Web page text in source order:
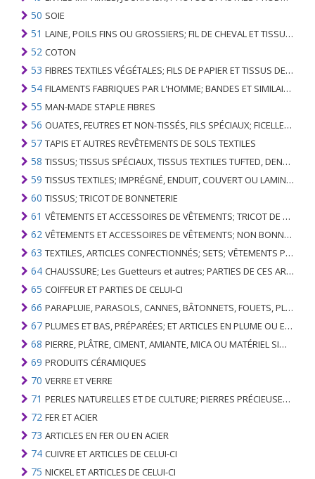
50 SOIE
51 LAINE, POILS FINS OU GROSSIERS; FIL DE CHEVAL ET TISSU TISSÉ
52 COTON
53 FIBRES TEXTILES VÉGÉTALES; FILS DE PAPIER ET TISSUS DE FILS DE PAPIER
54 FILAMENTS FABRIQUES PAR L'HOMME; BANDES ET SIMILAIRES DE MATIERES TEXTILES SYNTHETIQUES
55 MAN-MADE STAPLE FIBRES
56 OUATES, FEUTRES ET NON-TISSÉS, FILS SPÉCIAUX; FICELLES, CORDES, CORDES, CÂBLES ET ARTICLES ASSOCIÉS
57 TAPIS ET AUTRES REVÊTEMENTS DE SOLS TEXTILES
58 TISSUS; TISSUS SPÉCIAUX, TISSUS TEXTILES TUFTED, DENTELLE, TAPISSERIES, GARNITURES, BRODERIES
59 TISSUS TEXTILES; IMPRÉGNÉ, ENDUIT, COUVERT OU LAMINÉ; ARTICLES TEXTILES D'UN TYPE ADAPTÉ À L'USAGE INDUSTRIEL
60 TISSUS; TRICOT DE BONNETERIE
61 VÊTEMENTS ET ACCESSOIRES DE VÊTEMENTS; TRICOT DE BONNETERIE
62 VÊTEMENTS ET ACCESSOIRES DE VÊTEMENTS; NON BONNETERIE
63 TEXTILES, ARTICLES CONFECTIONNÉS; SETS; VÊTEMENTS PORTÉS ET ARTICLES TEXTILES USÉS; RAGS
64 CHAUSSURE; Les Guetteurs et autres; PARTIES DE CES ARTICLES
65 COIFFEUR ET PARTIES DE CELUI-CI
66 PARAPLUIE, PARASOLS, CANNES, BÂTONNETS, FOUETS, PLANTES DE CONDUITE; ET LEURS PARTIES
67 PLUMES ET BAS, PRÉPARÉES; ET ARTICLES EN PLUME OU EN BAS; FLEURS ARTIFICIELLES; ARTICLES DE CHEVEUX HUMAINS
68 PIERRE, PLÂTRE, CIMENT, AMIANTE, MICA OU MATÉRIEL SIMILAIRE; ARTICLES DE CELUI-CI
69 PRODUITS CÉRAMIQUES
70 VERRE ET VERRE
71 PERLES NATURELLES ET DE CULTURE; PIERRES PRÉCIEUSES, SEMI-PRÉCIEUSES; MÉTAUX PRÉCIEUX, PLAQUÉS OU DOUBLÉS DE MÉTAUX PRÉCIEUX ET OUVRAGES EN CES MATIÈRES; IMITATION BIJOUTERIE; PIÈCE DE MONNAIE
72 FER ET ACIER
73 ARTICLES EN FER OU EN ACIER
74 CUIVRE ET ARTICLES DE CELUI-CI
75 NICKEL ET ARTICLES DE CELUI-CI